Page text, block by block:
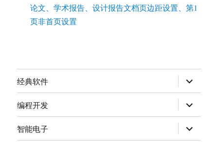
论文、学术报告、设计报告文档页边距设置、第1
页非首页设置
经典软件 expand
child
menu
编程开发
expand
child
menu
智能电子
expand
child